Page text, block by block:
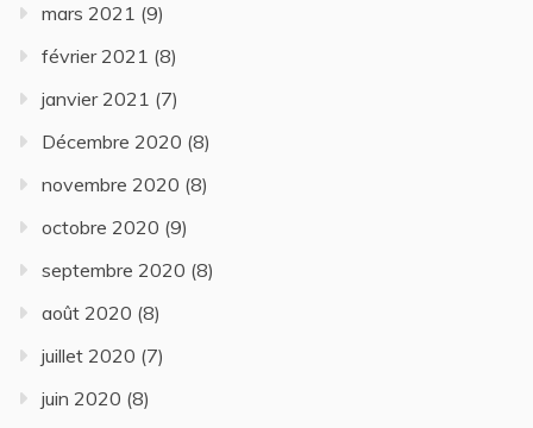
mars 2021 (9)
février 2021 (8)
janvier 2021 (7)
Décembre 2020 (8)
novembre 2020 (8)
octobre 2020 (9)
septembre 2020 (8)
août 2020 (8)
juillet 2020 (7)
juin 2020 (8)